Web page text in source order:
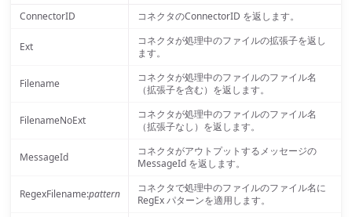
ConnectorID
コネクタのConnectorID を返します。
Ext
コネクタが処理中のファイルの拡張子を返し
ます。
Filename
コネクタが処理中のファイルのファイル名
（拡張子を含む）を返します。
FilenameNoExt
コネクタが処理中のファイルのファイル名
（拡張子なし）を返します。
MessageId
コネクタがアウトプットするメッセージの
MessageId を返します。
RegexFilename:pattern
コネクタで処理中のファイルのファイル名に
RegEx パターンを適用します。